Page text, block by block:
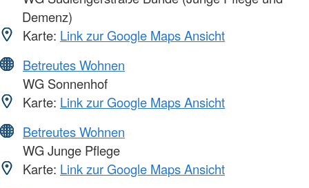
Demenz)
Karte: Link zur Google Maps Ansicht
Betreutes Wohnen
WG Sonnenhof
Karte: Link zur Google Maps Ansicht
Betreutes Wohnen
WG Junge Pflege
Karte: Link zur Google Maps Ansicht